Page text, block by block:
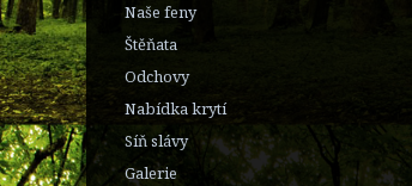
Naše feny
Štěňata
Odchovy
Nabídka krytí
Síň slávy
Galerie